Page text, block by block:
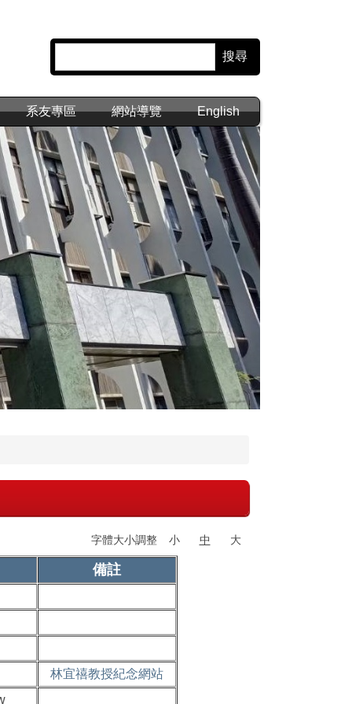
搜尋
系友專區 網站導覽 English
字體大小調整 小 中 大
備註
林宜禧教授紀念網站